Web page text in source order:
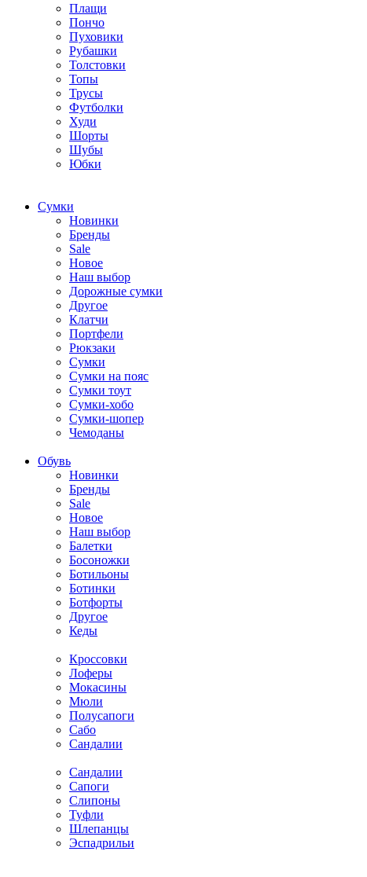
Плащи
Пончо
Пуховики
Рубашки
Толстовки
Топы
Трусы
Футболки
Худи
Шорты
Шубы
Юбки
Cумки
Новинки
Бренды
Sale
Новое
Наш выбор
Дорожные сумки
Другое
Клатчи
Портфели
Рюкзаки
Сумки
Сумки на пояс
Сумки тоут
Сумки-хобо
Сумки-шопер
Чемоданы
Обувь
Новинки
Бренды
Sale
Новое
Наш выбор
Балетки
Босоножки
Ботильоны
Ботинки
Ботфорты
Другое
Кеды
Кроссовки
Лоферы
Мокасины
Мюли
Полусапоги
Сабо
Сандалии
Сандалии
Сапоги
Слипоны
Туфли
Шлепанцы
Эспадрильи